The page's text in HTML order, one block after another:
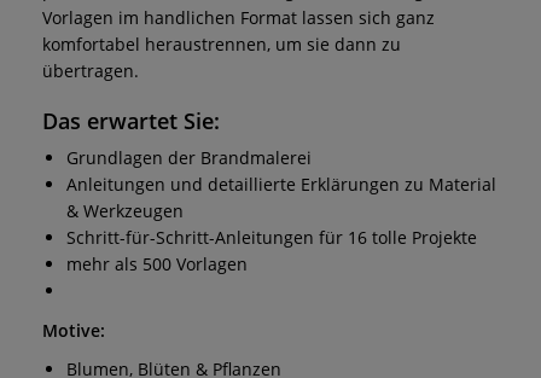
Vorlagen im handlichen Format lassen sich ganz
komfortabel heraustrennen, um sie dann zu
übertragen.
Das erwartet Sie:
Grundlagen der Brandmalerei
Anleitungen und detaillierte Erklärungen zu Material
& Werkzeugen
Schritt-für-Schritt-Anleitungen für 16 tolle Projekte
mehr als 500 Vorlagen
Motive:
Blumen, Blüten & Pflanzen